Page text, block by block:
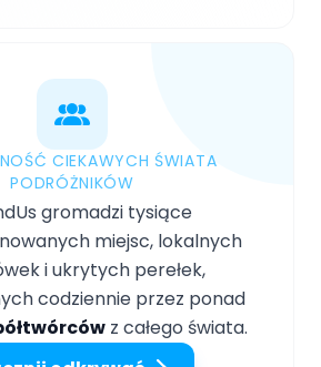
CIEKAWYCH ŚWIATA
PODRÓŻNIKÓW
gromadzi tysiące
miejsc, lokalnych
i ukrytych perełek,
codziennie przez ponad
z całego świata.